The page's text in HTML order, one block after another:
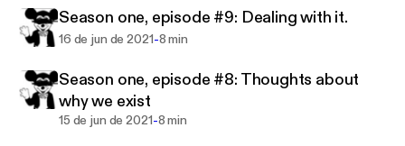
am NOT quite like you. Enjoy!
Season one, episode #9: Dealing with it.
16 de jun de 2021-8 min
Season one, episode #8: Thoughts about
why we exist
15 de jun de 2021-8 min